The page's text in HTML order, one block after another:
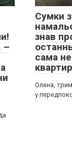
–
Сумки
знав
сама
Олена,
у